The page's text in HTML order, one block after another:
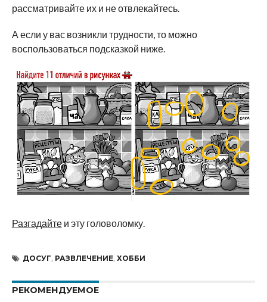
рассматривайте их и не отвлекайтесь.
А если у вас возникли трудности, то можно
воспользоваться подсказкой ниже.
Разгадайтеи эту головоломку.
ДОСУГ РАЗВЛЕЧЕНИЕ, ХОББИ
РЕКОМЕНДУЕМОЕ